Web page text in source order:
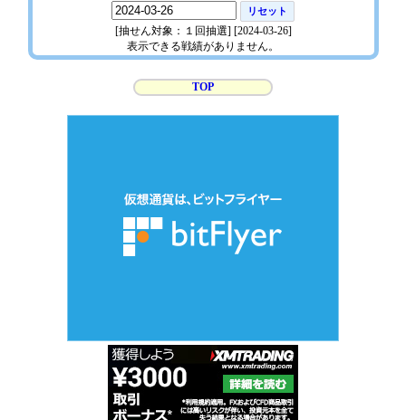
リセット
[抽せん対象：１回抽選] [2024-03-26]
表示できる戦績がありません。
TOP